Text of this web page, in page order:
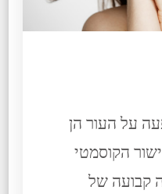
על העור הן
הקוסמטי
קבועה של